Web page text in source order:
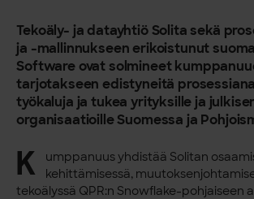
Tekoäly- ja datayhtiö Solita sekä
ja -mallinnukseen erikoistunut
Software ovat solmineet
tarjotakseen edistyneitä
työkaluja ja tukea yrityksille ja
organisaatioille Suomessa ja
K
umppanuus yhdistää Solitan
kehittämisessä,
tekoälyssä QPR:n Snowflake-pohjaiseen